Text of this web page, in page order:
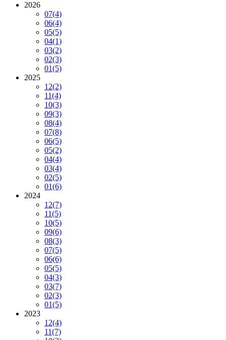
2026
07(4)
06(4)
05(5)
04(1)
03(2)
02(3)
01(5)
2025
12(2)
11(4)
10(3)
09(3)
08(4)
07(8)
06(5)
05(2)
04(4)
03(4)
02(5)
01(6)
2024
12(7)
11(5)
10(5)
09(6)
08(3)
07(5)
06(6)
05(5)
04(3)
03(7)
02(3)
01(5)
2023
12(4)
11(7)